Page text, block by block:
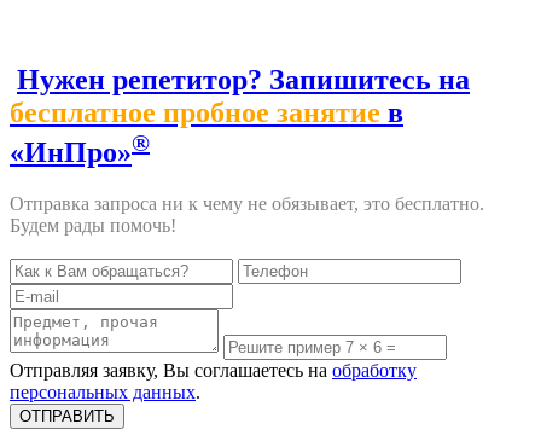
Нужен репетитор? Запишитесь на
бесплатное пробное занятие в
«ИнПро»®
Отправка запроса ни к чему не обязывает, это бесплатно.
Будем рады помочь!
Отправляя заявку, Вы соглашаетесь на обработку
персональных данных.